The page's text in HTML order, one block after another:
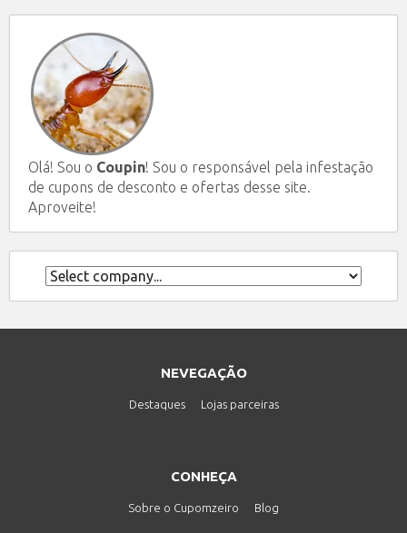
Olá! Sou o Coupin! Sou o responsável pela infestação
de cupons de desconto e ofertas desse site.
Aproveite!
NEVEGAÇÃO
Destaques Lojas parceiras
CONHEÇA
Sobre o Cupomzeiro Blog